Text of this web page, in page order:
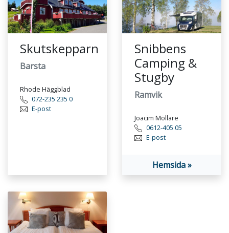
Skutskepparn
Barsta
Rhode Häggblad
072-235 235 0
E-post
Snibbens
Camping &
Stugby
Ramvik
Joacim Möllare
0612-405 05
E-post
Hemsida »